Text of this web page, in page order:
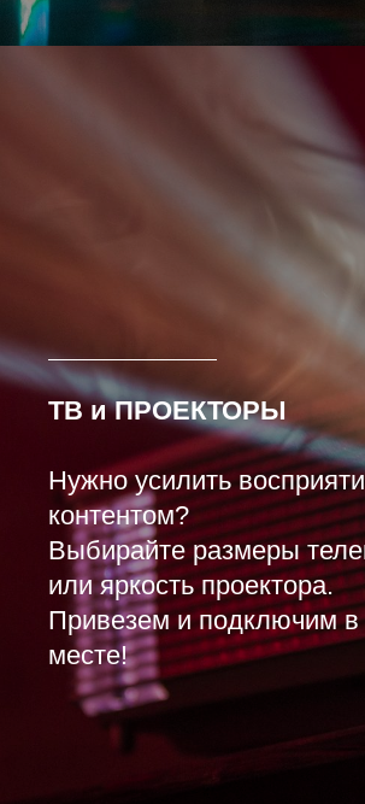
ТВ и ПРОЕКТОРЫ
Нужно усилить
контентом?
Выбирайте размеры
или яркость проектора.
Привезем и подключим
месте!